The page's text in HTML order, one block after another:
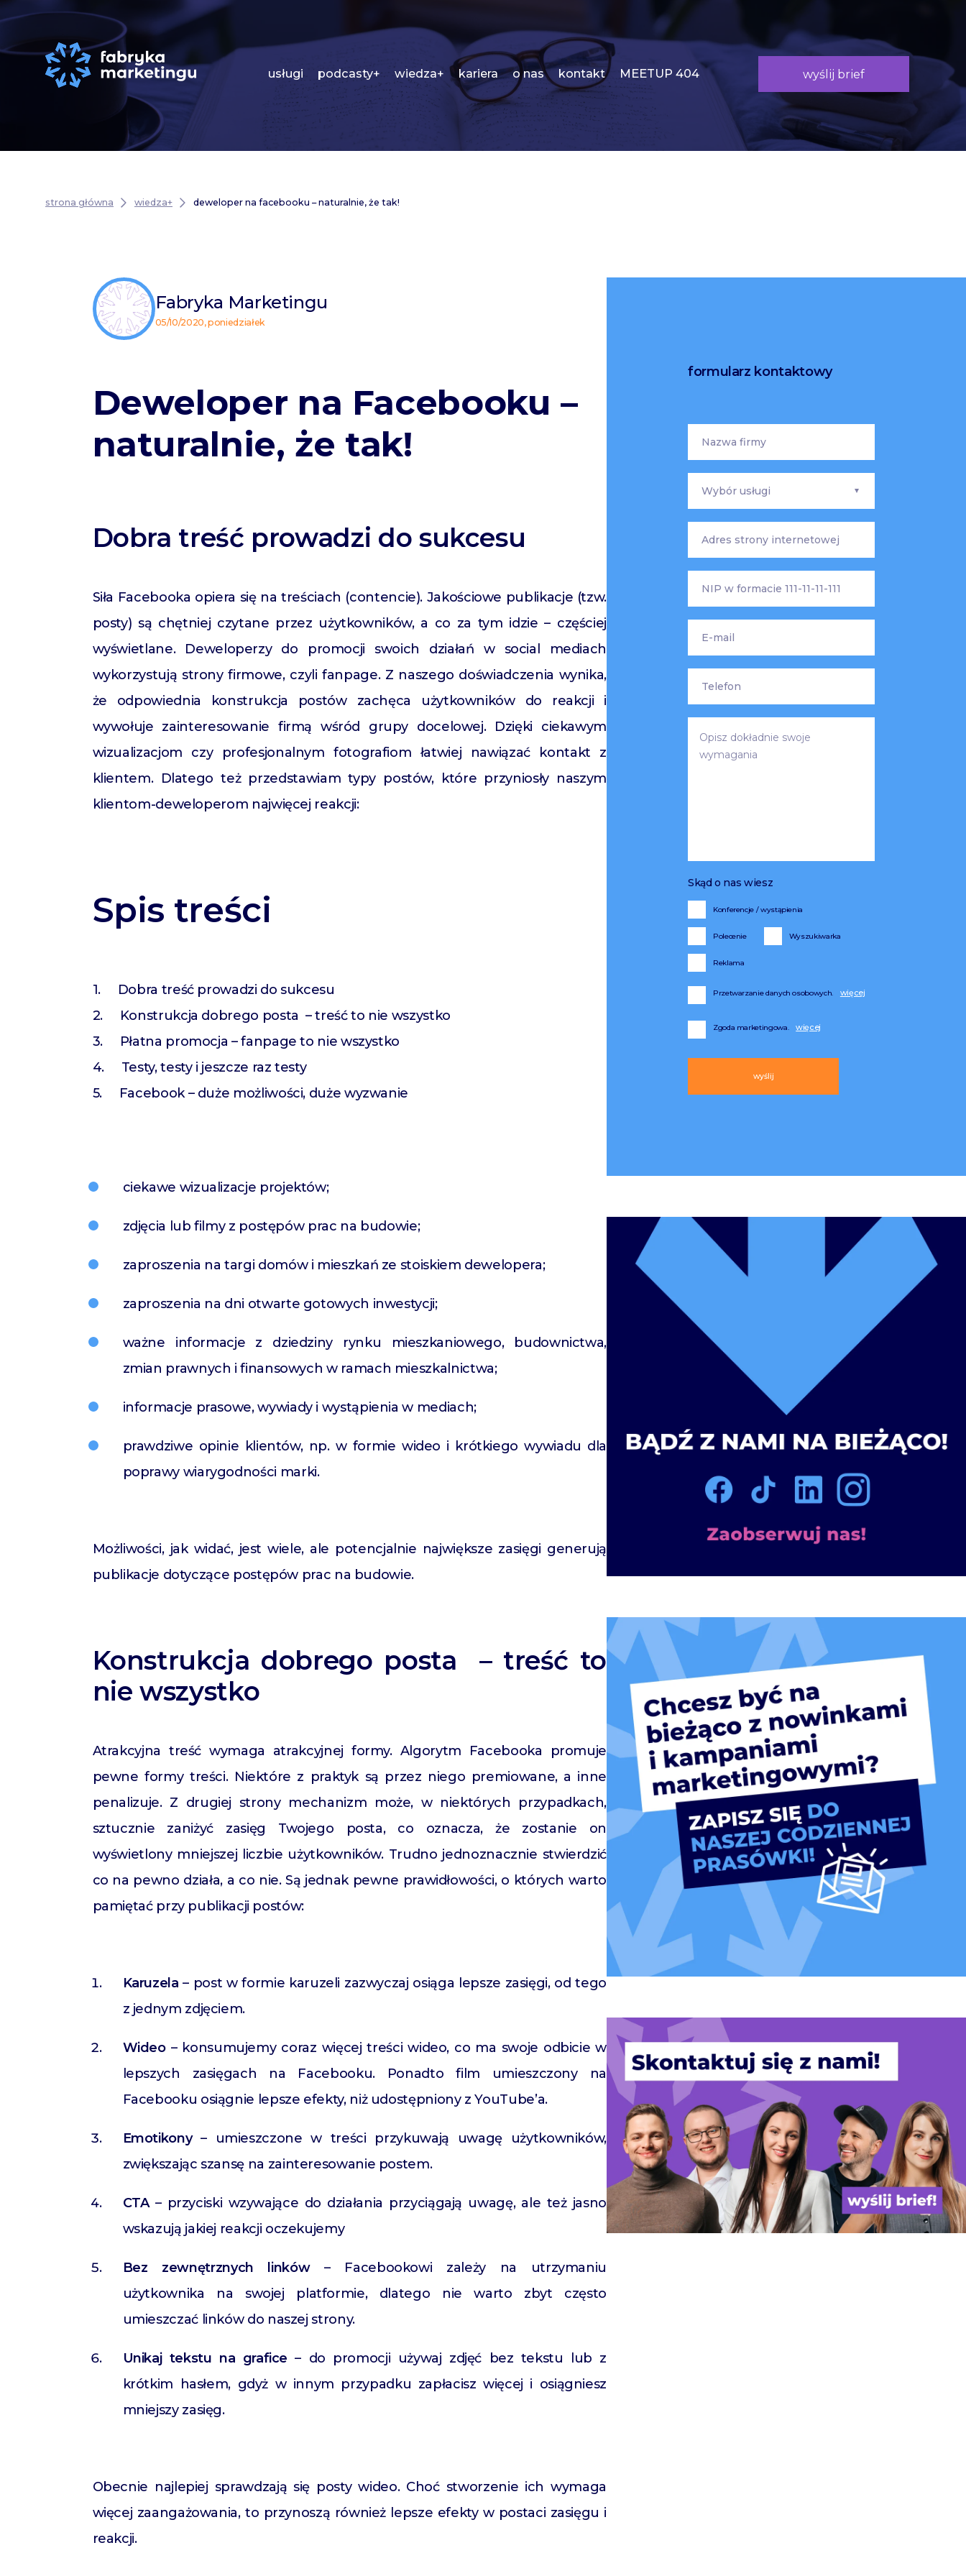
usługi podcasty+ wiedza+ kariera o nas kontakt MEETUP 404 wyślij brief
strona główna wiedza+ deweloper na facebooku – naturalnie, że tak!
Fabryka Marketingu
05/10/2020, poniedziałek
Deweloper na Facebooku –
naturalnie, że tak!
Dobra treść prowadzi do sukcesu
Siła Facebooka opiera się na treściach (contencie). Jakościowe publikacje (tzw.
posty) są chętniej czytane przez użytkowników, a co za tym idzie – częściej
wyświetlane. Deweloperzy do promocji swoich działań w social mediach
wykorzystują strony firmowe, czyli fanpage. Z naszego doświadczenia wynika,
że odpowiednia konstrukcja postów zachęca użytkowników do reakcji i
wywołuje zainteresowanie firmą wśród grupy docelowej. Dzięki ciekawym
wizualizacjom czy profesjonalnym fotografiom łatwiej nawiązać kontakt z
klientem. Dlatego też przedstawiam typy postów, które przyniosły naszym
klientom-deweloperom najwięcej reakcji:
Spis treści
Dobra treść prowadzi do sukcesu
Konstrukcja dobrego posta – treść to nie wszystko
Płatna promocja – fanpage to nie wszystko
Testy, testy i jeszcze raz testy
Facebook – duże możliwości, duże wyzwanie
ciekawe wizualizacje projektów;
zdjęcia lub filmy z postępów prac na budowie;
zaproszenia na targi domów i mieszkań ze stoiskiem dewelopera;
zaproszenia na dni otwarte gotowych inwestycji;
ważne informacje z dziedziny rynku mieszkaniowego, budownictwa,
zmian prawnych i finansowych w ramach mieszkalnictwa;
informacje prasowe, wywiady i wystąpienia w mediach;
prawdziwe opinie klientów, np. w formie wideo i krótkiego wywiadu dla
poprawy wiarygodności marki.
Możliwości, jak widać, jest wiele, ale potencjalnie największe zasięgi generują
publikacje dotyczące postępów prac na budowie.
Konstrukcja dobrego posta – treść to
nie wszystko
Atrakcyjna treść wymaga atrakcyjnej formy. Algorytm Facebooka promuje
pewne formy treści. Niektóre z praktyk są przez niego premiowane, a inne
penalizuje. Z drugiej strony mechanizm może, w niektórych przypadkach,
sztucznie zaniżyć zasięg Twojego posta, co oznacza, że zostanie on
wyświetlony mniejszej liczbie użytkowników. Trudno jednoznacznie stwierdzić
co na pewno działa, a co nie. Są jednak pewne prawidłowości, o których warto
pamiętać przy publikacji postów:
Karuzela – post w formie karuzeli zazwyczaj osiąga lepsze zasięgi, od tego
z jednym zdjęciem.
Wideo– konsumujemy coraz więcej treści wideo, co ma swoje odbicie w
lepszych zasięgach na Facebooku. Ponadto film umieszczony na
Facebooku osiągnie lepsze efekty, niż udostępniony z YouTube’a.
Emotikony– umieszczone w treści przykuwają uwagę użytkowników,
zwiększając szansę na zainteresowanie postem.
CTA– przyciski wzywające do działania przyciągają uwagę, ale też jasno
wskazują jakiej reakcji oczekujemy
Bez zewnętrznych linków– Facebookowi zależy na utrzymaniu
użytkownika na swojej platformie, dlatego nie warto zbyt często
umieszczać linków do naszej strony.
Unikaj tekstu na grafice – do promocji używaj zdjęć bez tekstu lub z
krótkim hasłem, gdyż w innym przypadku zapłacisz więcej i osiągniesz
mniejszy zasięg.
Obecnie najlepiej sprawdzają się posty wideo. Choć stworzenie ich wymaga
więcej zaangażowania, to przynoszą również lepsze efekty w postaci zasięgu i
reakcji.
formularz kontaktowy
Skąd o nas wiesz
Konferencje / wystąpienia
Polecenie Wyszukiwarka
Reklama
Przetwarzanie danych osobowych.
Zgoda marketingowa.